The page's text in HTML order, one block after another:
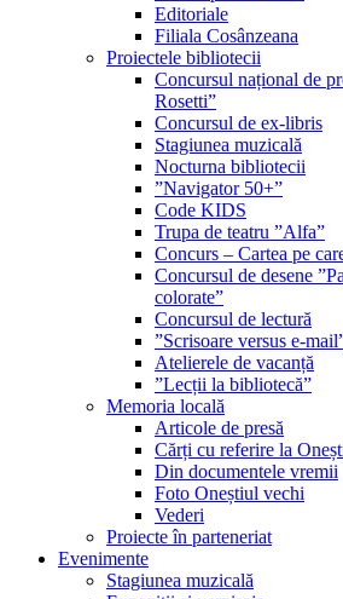
Editoriale
Filiala Cosânzeana
Proiectele bibliotecii
Concursul național de
Rosetti”
Concursul de ex-libris
Stagiunea muzicală
Nocturna bibliotecii
”Navigator 50+”
Code KIDS
Trupa de teatru ”Alfa”
Concurs – Cartea pe
Concursul de desene
colorate”
Concursul de lectură
”Scrisoare versus e-
Atelierele de vacanță
”Lecții la bibliotecă”
Memoria locală
Articole de presă
Cărți cu referire la
Din documentele vremii
Foto Oneștiul vechi
Vederi
Proiecte în parteneriat
Evenimente
Stagiunea muzicală